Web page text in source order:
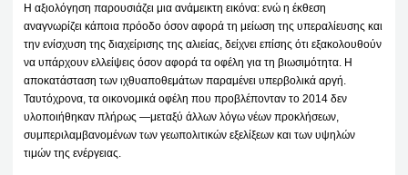
Η αξιολόγηση παρουσιάζει μια ανάμεικτη εικόνα: ενώ η έκθεση
αναγνωρίζει κάποια πρόοδο όσον αφορά τη μείωση της υπεραλίευσης και
την ενίσχυση της διαχείρισης της αλιείας, δείχνει επίσης ότι εξακολουθούν
να υπάρχουν ελλείψεις όσον αφορά τα οφέλη για τη βιωσιμότητα. Η
αποκατάσταση των ιχθυαποθεμάτων παραμένει υπερβολικά αργή.
Ταυτόχρονα, τα οικονομικά οφέλη που προβλέπονταν το 2014 δεν
υλοποιήθηκαν πλήρως —μεταξύ άλλων λόγω νέων προκλήσεων,
συμπεριλαμβανομένων των γεωπολιτικών εξελίξεων και των υψηλών
τιμών της ενέργειας.